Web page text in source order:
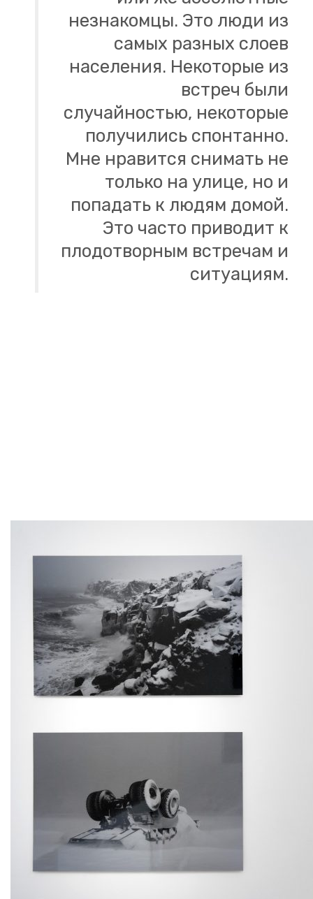
незна­ком­цы. Это люди из
самых раз­ных слоев
на­се­ле­ния. Неко­то­рые из
встреч были
слу­чай­но­стью, неко­то­рые
по­лу­чи­лись спон­тан­но.
Мне нра­вит­ся сни­мать не
толь­ко на улице, но и
по­па­дать к людям домой.
Это часто при­во­дит к
пло­до­твор­ным встре­чам и
си­ту­а­ци­ям.